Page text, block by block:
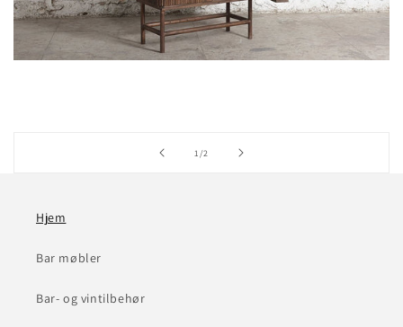
1/af2
Hjem
Bar møbler
Bar- og vintilbehør